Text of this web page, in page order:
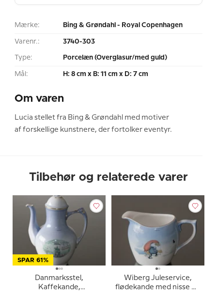
Mærke: Bing & Grøndahl - Royal Copenhagen
Varenr.: 3740-303
Type: Porcelæn (Overglasur/med guld)
Mål: H: 8 cm x B: 11 cm x D: 7 cm
Om varen
Lucia stellet fra Bing & Grøndahl med motiver
af forskellige kunstnere, der fortolker eventyr.
Tilbehør og relaterede varer
SPAR 61%
Danmarksstel,
Kaffekande,
Wiberg Juleservice,
flødekande med nisse og